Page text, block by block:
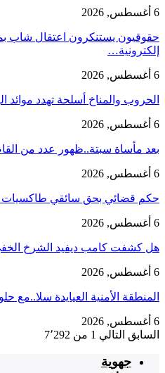
6 أغسطس, 2026
حقوقيون يستنكرون اعتقال شاب
إلكترونية…
6 أغسطس, 2026
الحروب والمناخ أسلحة تهدد موائد
6 أغسطس, 2026
بعد مأساة سبتة..ظهور عدد من
6 أغسطس, 2026
حكم قضائي بحق سائقي طاكسيات
6 أغسطس, 2026
هل كشفت كامب ديفيد الشرخ
6 أغسطس, 2026
‏المنطقة الأمنية العيايدة
6 أغسطس, 2026
السابق التالي 1 من 7٬292
جهوية